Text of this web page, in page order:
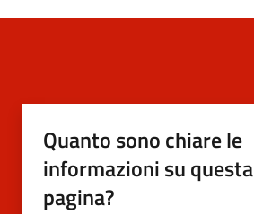
Quanto sono chiare le
informazioni su questa
pagina?